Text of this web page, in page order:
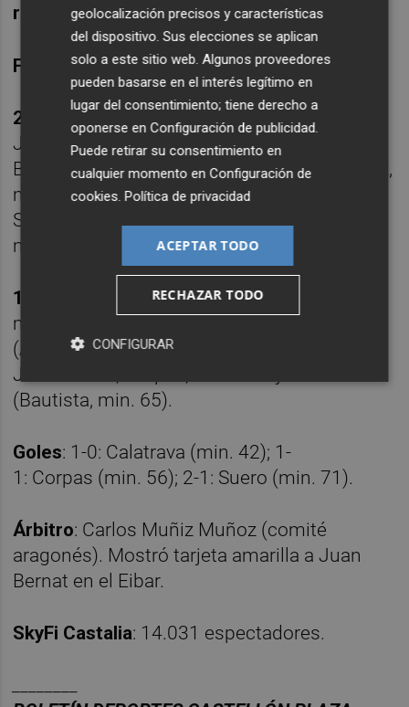
ronda del play off.
Ficha técnica
2- CD Castellón
: Matthys, Brignani, Alberto
Jiménez, Sienra (Lucas Alcázar, min. 65),
Barri, Gerenabarrena, Cipenga (Raúl Sánchez,
min. 80), Calatrava (Álvaro, min. 90), Pablo
Santiago (Doué, min. 80), Jakobsen (Suero,
min. 65) y Camara.
1- SD Eibar
: Magunagoitia, Cubero (Hugo,
min. 81), Arbilla, Jair Junior, Marco Moreno
(Aleix, min. 65), Mada, Sergio (Javi, min. 81),
Juan Bernat, Corpas, Adu Ares y Javi Martón
(Bautista, min. 65).
Goles: 1-0: Calatrava (min. 42); 1-
1: Corpas (min. 56); 2-1: Suero (min. 71).
Árbitro: Carlos Muñiz Muñoz (comité
aragonés). Mostró tarjeta amarilla a Juan
Bernat en el Eibar.
SkyFi Castalia: 14.031 espectadores.
geolocalización precisos y características
del dispositivo. Sus elecciones se aplican
solo a este sitio web. Algunos proveedores
pueden basarse en el interés legítimo en
lugar del consentimiento; tiene derecho a
oponerse enConfiguración de publicidad
Puede retirar su consentimiento en
cualquier momento enConfiguración de
cookies .Política de privacidad
ACEPTAR TODO
RECHAZAR TODO
CONFIGURAR